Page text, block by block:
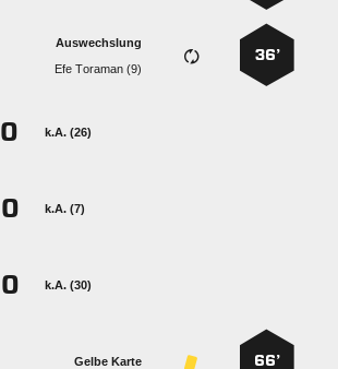
36’
Auswechslung
  
k.A. (26)

k.A. (7)

k.A. (30)

66’
Gelbe Karte